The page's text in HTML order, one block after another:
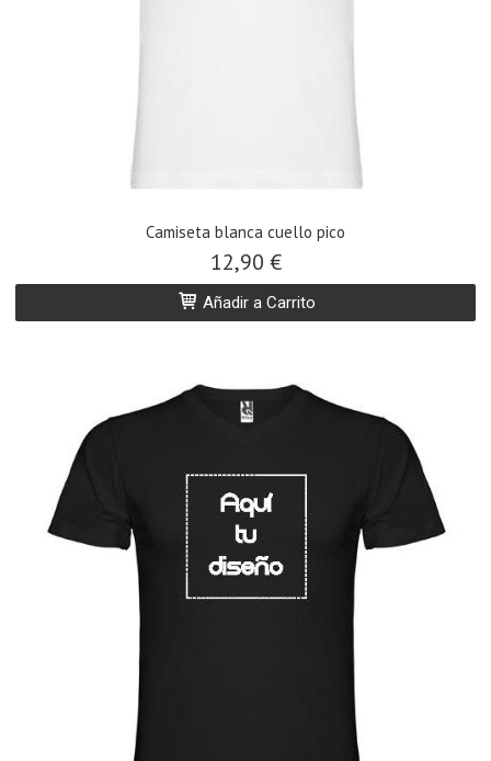
​Camiseta blanca cuello pico
12,90 €
Añadir a Carrito